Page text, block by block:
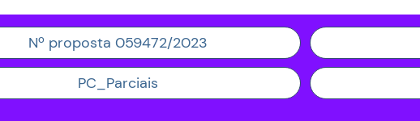
Nº proposta 059472/2023
PC_Parciais